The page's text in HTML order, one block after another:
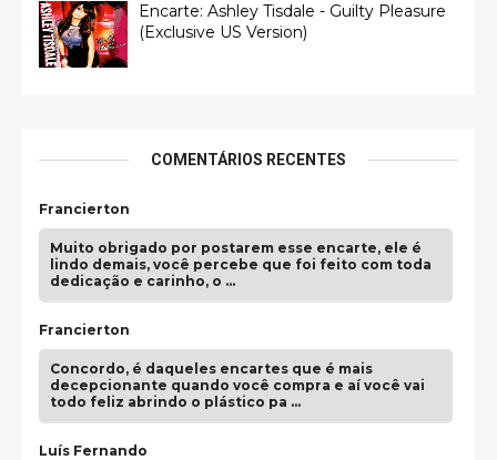
Encarte: Ashley Tisdale - Guilty Pleasure
(Exclusive US Version)
COMENTÁRIOS RECENTES
Francierton
Muito obrigado por postarem esse encarte, ele é
lindo demais, você percebe que foi feito com toda
dedicação e carinho, o …
Francierton
Concordo, é daqueles encartes que é mais
decepcionante quando você compra e aí você vai
todo feliz abrindo o plástico pa …
Luís Fernando